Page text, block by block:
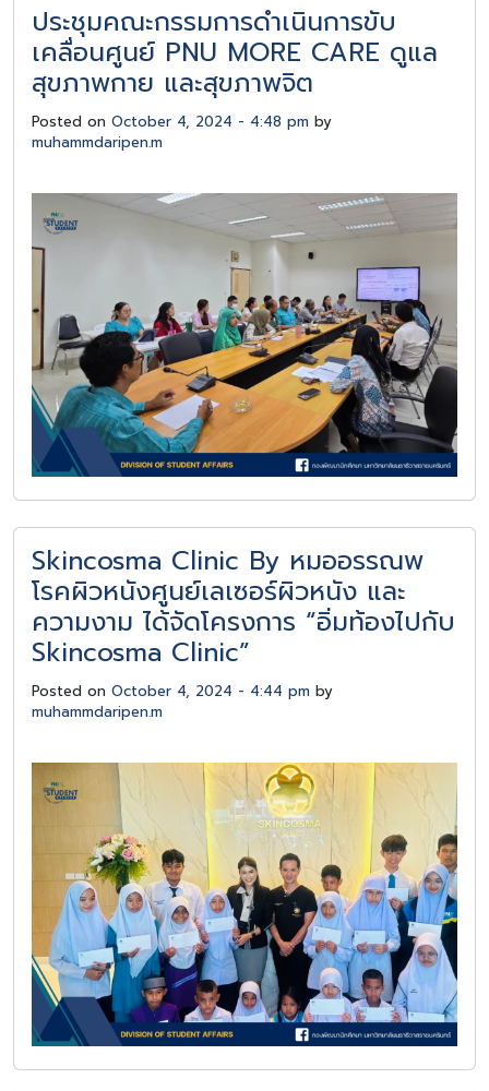
ประชุมคณะกรรมการดำเนินการขับ
เคลื่อนศูนย์ PNU MORE CARE ดูแล
สุขภาพกาย และสุขภาพจิต
Posted on October 4, 2024 - 4:48 pm by
muhammdaripen.m
Skincosma Clinic By หมออรรณพ
โรคผิวหนังศูนย์เลเซอร์ผิวหนัง และ
ความงาม ได้จัดโครงการ “อิ่มท้องไปกับ
Skincosma Clinic”
Posted on October 4, 2024 - 4:44 pm by
muhammdaripen.m